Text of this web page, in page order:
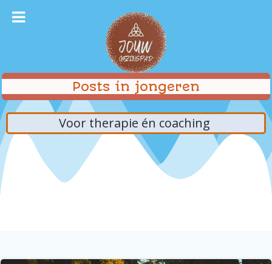
naar
de
inhoud
Posts in jongeren
Voor therapie én coaching